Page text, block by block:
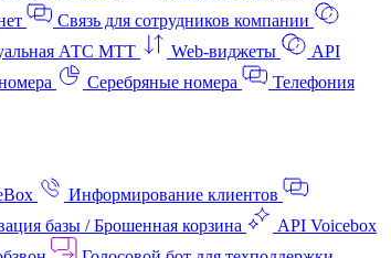
Связь для сотрудников компании
АТС МТТ Web-виджеты
API
Серебряные номера
Телефония
Информирование клиентов
базы / Брошенная корзина
API Voicebox